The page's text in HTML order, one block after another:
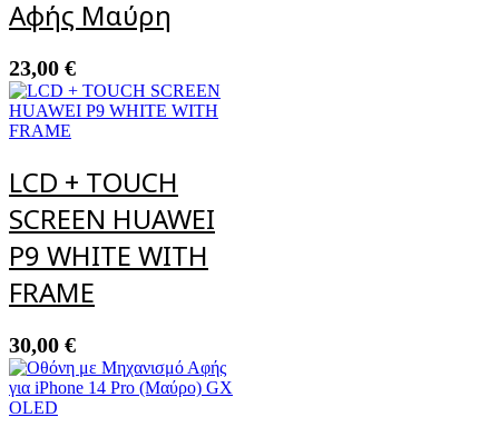
Αφής Μαύρη
23,00 €
LCD + TOUCH
SCREEN HUAWEI
P9 WHITE WITH
FRAME
30,00 €